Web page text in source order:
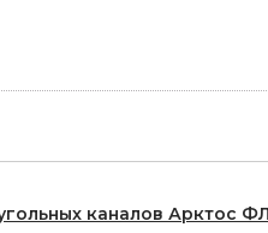
каналов Арктос